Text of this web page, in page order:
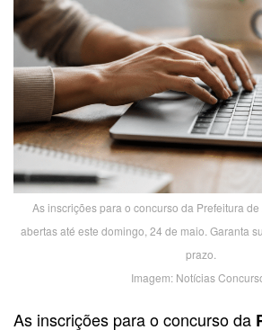
As inscrições para o concurso da Prefeitura
abertas até este domingo, 24 de maio. Garanta
prazo.
Imagem: Notícias
As inscrições para o concurso da